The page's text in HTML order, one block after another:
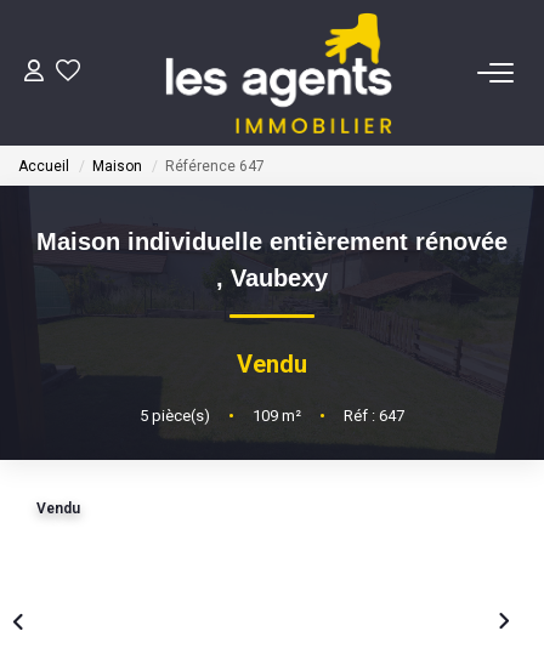
ACHETER
NOS AGENTS
BIENS VENDUS
ESTIMATION
Accueil Maison Référence 647
Maison individuelle entièrement rénovée
, Vaubexy
Vendu
5 pièce(s) • 109 m² • Réf : 647
Vendu